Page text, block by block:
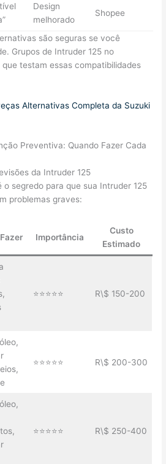
Design
melhorado
Shopee
são seguras se você
Grupos de Intruder 125 no
testam essas compatibilidades
Alternativas Completa da Suzuki
Preventiva: Quando Fazer Cada
da Intruder 125
o segredo para que sua Intruder 125
problemas graves:
Importância
Custo
Estimado
⭐⭐⭐⭐⭐ R\$ 150-200
⭐⭐⭐⭐⭐ R\$ 200-300
⭐⭐⭐⭐⭐ R\$ 250-400